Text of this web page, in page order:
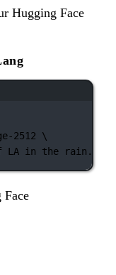
Hugging Face
2512
\
LA in the rain."
Face